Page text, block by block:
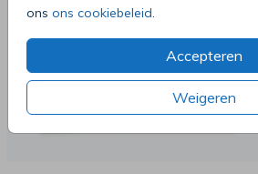
ons ons cookiebeleid
Accepteren
Weigeren